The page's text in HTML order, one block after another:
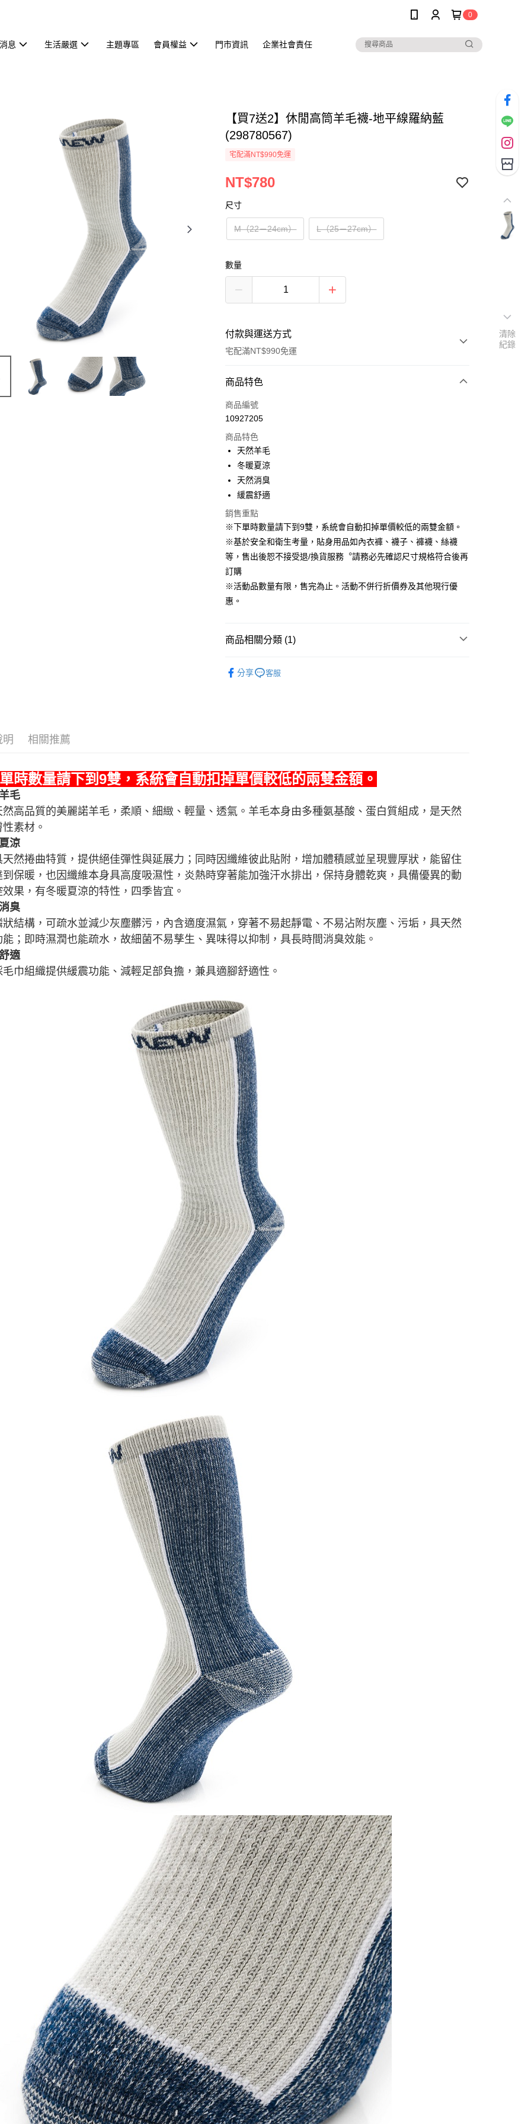
0
息 生活嚴選 主題專區 會員權益 門市資訊 企業社會責任
【買7送2】休閒高筒羊毛襪-地平線羅納藍
(298780567)
宅配滿NT$990免運
NT$780
尺寸
M（22－24cm） L（25－27cm）
數量
付款與運送方式
宅配滿NT$990免運
付款方式
信用卡一次付款
Apple Pay
悠遊付
Google Pay
全盈+PAY
運送方式
宅配
付款後門市自取
商品特色
商品編號
10927205
商品特色
天然羊毛
冬暖夏涼
天然消臭
緩震舒適
銷售重點
※下單時數量請下到9雙，系統會自動扣掉單價較低的兩雙金額。
※基於安全和衛生考量，貼身用品如內衣褲、襪子、褲襪、絲襪
等，售出後恕不接受退/換貨服務︒請務必先確認尺寸規格符合後再
訂購
※活動品數量有限，售完為止。活動不併行折價券及其他現行優
惠。
商品相關分類 (1)
分享
客服
明 相關推薦
時數量請下到9雙，系統會自動扣掉單價較低的兩雙金額。
毛
然高品質的美麗諾羊毛，柔順、細緻、輕量、透氣。羊毛本身由多種氨基酸、蛋白質組成，是天然
素材。
涼
天然捲曲特質，提供絕佳彈性與延展力；同時因纖維彼此貼附，增加體積感並呈現豐厚狀，能留住
到保暖，也因纖維本身具高度吸濕性，炎熱時穿著能加強汗水排出，保持身體乾爽，具備優異的動
效果，有冬暖夏涼的特性，四季皆宜。
臭
狀結構，可疏水並減少灰塵髒污，內含適度濕氣，穿著不易起靜電、不易沾附灰塵、污垢，具天然
能；即時濕潤也能疏水，故細菌不易孳生、異味得以抑制，具長時間消臭效能。
適
毛巾組織提供緩震功能、減輕足部負擔，兼具適腳舒適性。
清除
紀錄